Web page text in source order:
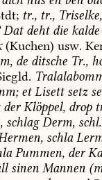
; tr., tr., Triselke,
Datdehtdie kalde
(Kuchen) usw.
de ditsche Tr.,
.
etLisettsetz
derKlöppel, drop
schlagDerm, schl.
schla
Pummen, der
sinen Mannen